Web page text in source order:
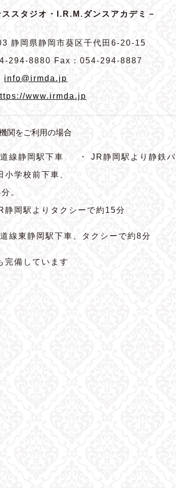
スタジオ・I.R.M.ダンスアカデミ－
静岡県静岡市葵区千代田6-20-15
294-8880 Fax：054-294-8887
info@irmda.jp
www.irmda.jp
関をご利用の場合
線静岡駅下車 ・ JR静岡駅より静鉄バ
小学校前下車、
。
静岡駅よりタクシーで約15分
線東静岡駅下車、タクシーで約8分
備しています